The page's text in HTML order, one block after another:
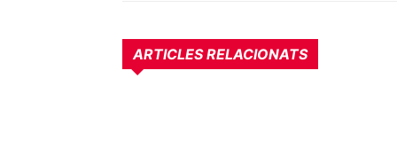
ARTICLES RELACIONATS